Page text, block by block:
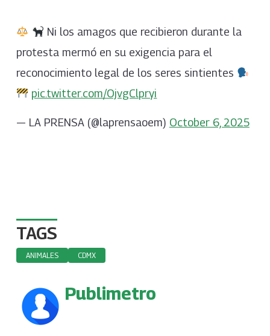
Ni los amagos que recibieron durante la
protesta mermó en su exigencia para el
reconocimiento legal de los seres sintientes
pic.twitter.com/OjvgClpryi
— LA PRENSA (@laprensaoem) October 6, 2025
TAGS
ANIMALES CDMX
Publimetro